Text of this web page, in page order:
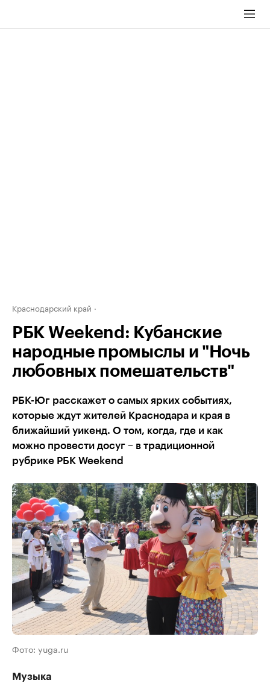
Краснодарский край
РБК Weekend: Кубанские
народные промыслы и "Ночь
любовных помешательств"
РБК-Юг расскажет о самых ярких событиях,
которые ждут жителей Краснодара и края в
ближайший уикенд. О том, когда, где и как
можно провести досуг – в традиционной
рубрике РБК Weekend
Фото: yuga.ru
Музыка